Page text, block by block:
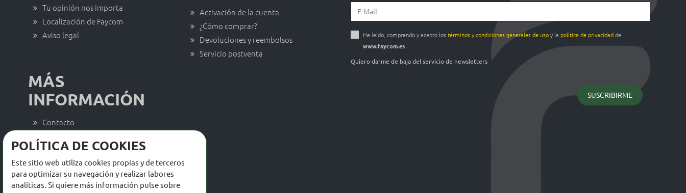
He leído, comprendo y acepto los términos y condiciones generales de usoy la política de privacidadde
www.faycom.es
Quiero darme de baja del servicio de newsletters
Tu opinión nos importa
Localización de Faycom
Aviso legal
Activación de la cuenta
¿Cómo comprar?
Devoluciones y reembolsos
Servicio postventa
MÁS
INFORMACIÓN
Contacto
Actualidad Faycom
Catálogos y descargas
POLÍTICA DE COOKIES
Este sitio web utiliza cookies propias y de terceros
para optimizar su navegación y realizar labores
analíticas. Si quiere más información pulse sobre